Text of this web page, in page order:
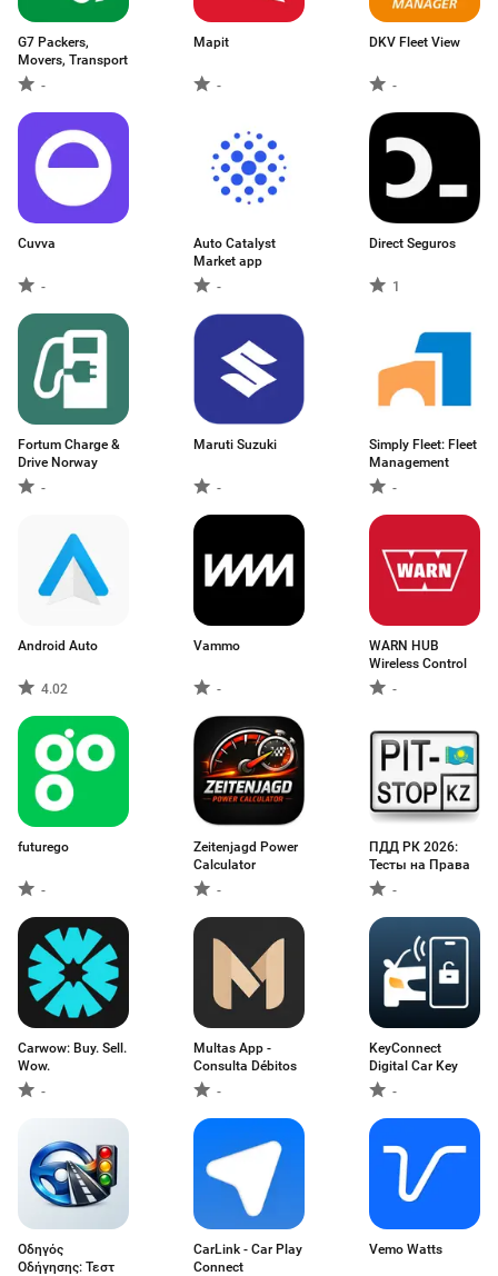
G7 Packers,
Movers, Transport
-
Mapit
-
DKV Fleet View
-
Cuvva
-
Auto Catalyst
Market app
-
Direct Seguros
1
Fortum Charge &
Drive Norway
-
Maruti Suzuki
-
Simply Fleet: Fleet
Management
-
Android Auto
4.02
Vammo
-
WARN HUB
Wireless Control
-
futurego
-
Zeitenjagd Power
Calculator
-
ПДД РК 2026:
Тесты на Права
-
Carwow: Buy. Sell.
Wow.
-
Multas App -
Consulta Débitos
-
KeyConnect
Digital Car Key
-
Οδηγός
Οδήγησης: Τεστ
CarLink - Car Play
Connect
Vemo Watts